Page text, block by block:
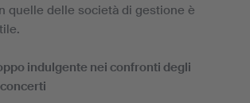
quelle delle società di gestione è
indulgente nei confronti degli